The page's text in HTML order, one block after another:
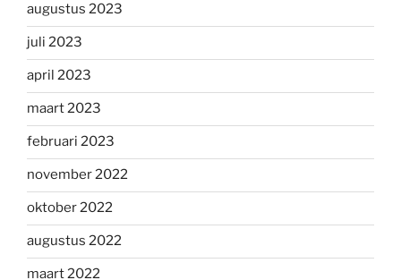
augustus 2023
juli 2023
april 2023
maart 2023
februari 2023
november 2022
oktober 2022
augustus 2022
maart 2022